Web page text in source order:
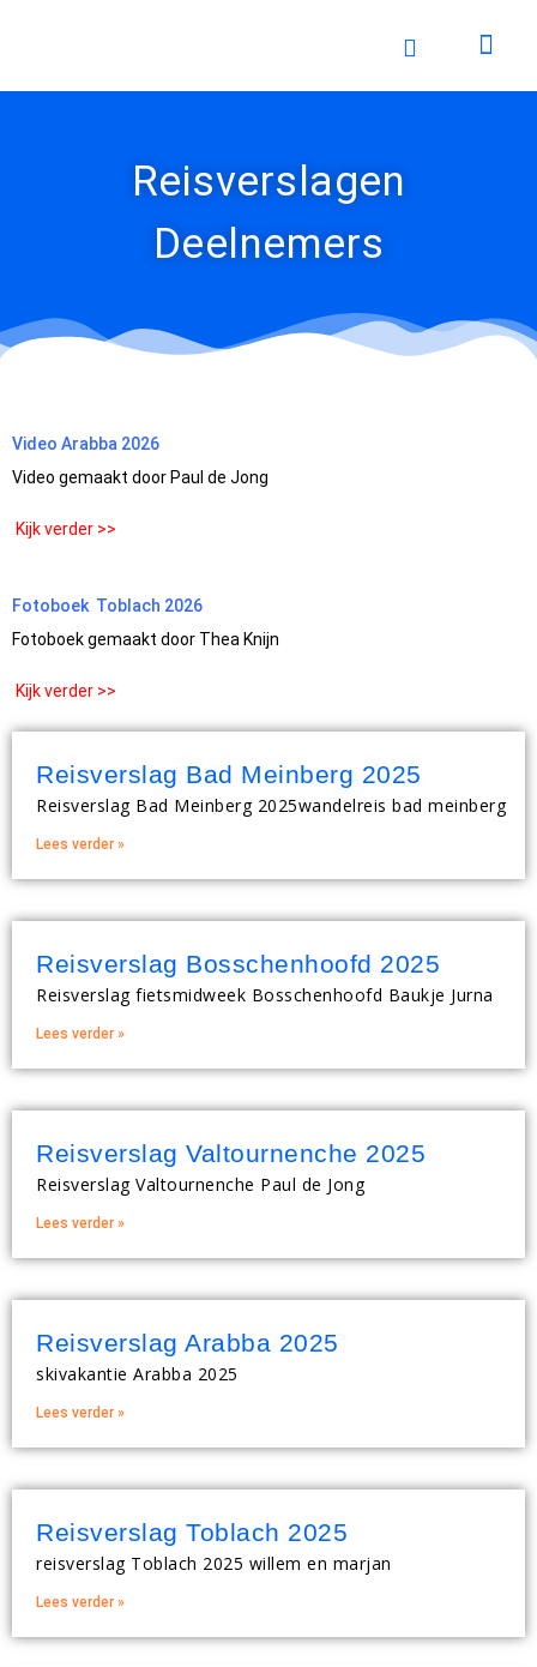
inhoud
Reisverslagen
Deelnemers
Video Arabba 2026
Video gemaakt door Paul de Jong
Kijk verder >>
Fotoboek Toblach 2026
Fotoboek gemaakt door Thea Knijn
Kijk verder >>
Reisverslag Bad Meinberg 2025
Reisverslag Bad Meinberg 2025wandelreis bad meinberg
Lees verder »
Reisverslag Bosschenhoofd 2025
Reisverslag fietsmidweek Bosschenhoofd Baukje Jurna
Lees verder »
Reisverslag Valtournenche 2025
Reisverslag Valtournenche Paul de Jong
Lees verder »
Reisverslag Arabba 2025
skivakantie Arabba 2025
Lees verder »
Reisverslag Toblach 2025
reisverslag Toblach 2025 willem en marjan
Lees verder »